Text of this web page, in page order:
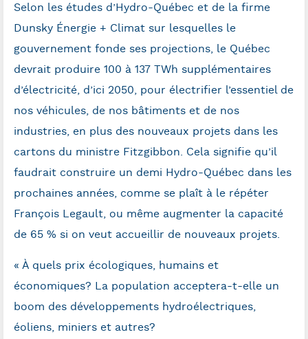
Selon les études d’Hydro-Québec et de la firme
Dunsky Énergie + Climat sur lesquelles le
gouvernement fonde ses projections, le Québec
devrait produire 100 à 137 TWh supplémentaires
d’électricité, d’ici 2050, pour électrifier l’essentiel de
nos véhicules, de nos bâtiments et de nos
industries, en plus des nouveaux projets dans les
cartons du ministre Fitzgibbon. Cela signifie qu’il
faudrait construire un demi Hydro-Québec dans les
prochaines années, comme se plaît à le répéter
François Legault, ou même augmenter la capacité
de 65 % si on veut accueillir de nouveaux projets.
« À quels prix écologiques, humains et
économiques? La population acceptera-t-elle un
boom des développements hydroélectriques,
éoliens, miniers et autres?